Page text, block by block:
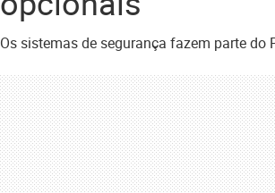
Os sistemas de segurança fazem parte